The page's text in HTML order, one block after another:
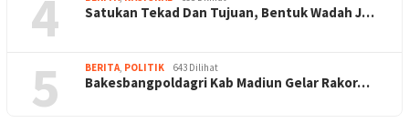
4 Satukan Tekad Dan Tujuan, Bentuk Wadah J…
5 BERITA, POLITIK 643 Dilihat
Bakesbangpoldagri Kab Madiun Gelar Rakor…